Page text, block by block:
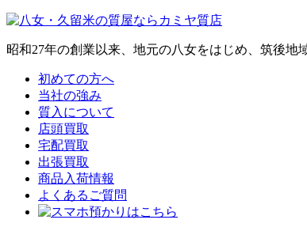
昭和27年の創業以来、地元の八女をはじめ、筑後地
初めての方へ
当社の強み
質入について
店頭買取
宅配買取
出張買取
商品入荷情報
よくあるご質問